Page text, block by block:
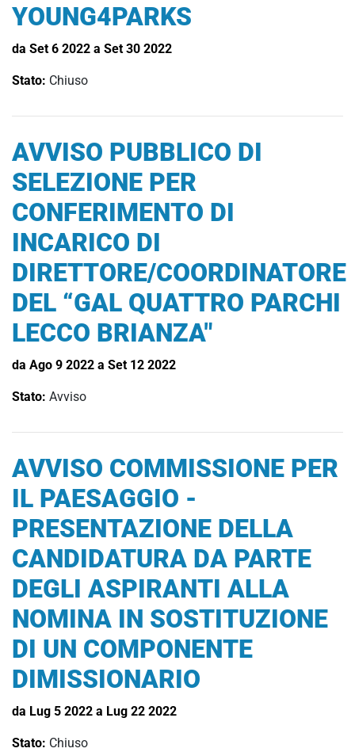
YOUNG4PARKS
da Set 6 2022 a Set 30 2022
Stato: Chiuso
AVVISO PUBBLICO DI
SELEZIONE PER
CONFERIMENTO DI
INCARICO DI
DIRETTORE/COORDINATORE
DEL “GAL QUATTRO PARCHI
LECCO BRIANZA"
da Ago 9 2022 a Set 12 2022
Stato: Avviso
AVVISO COMMISSIONE PER
IL PAESAGGIO -
PRESENTAZIONE DELLA
CANDIDATURA DA PARTE
DEGLI ASPIRANTI ALLA
NOMINA IN SOSTITUZIONE
DI UN COMPONENTE
DIMISSIONARIO
da Lug 5 2022 a Lug 22 2022
Stato: Chiuso